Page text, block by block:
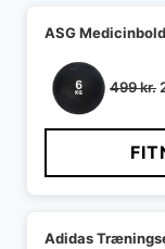
ASG
499kr.
Adidas